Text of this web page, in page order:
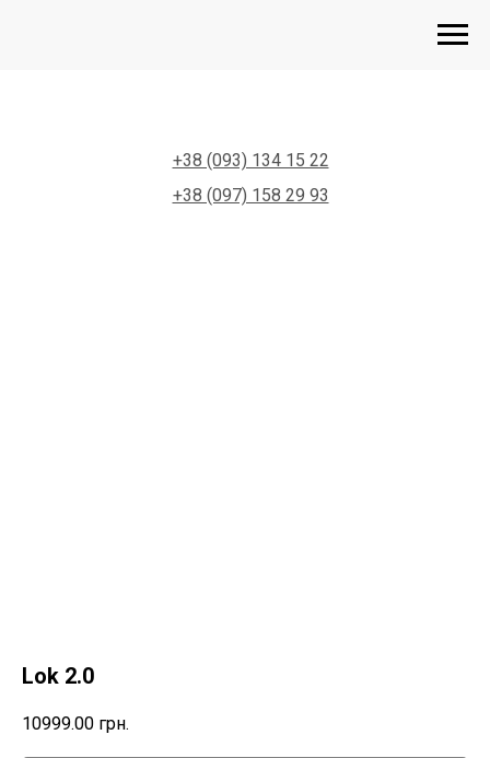
+38 (097) 158 29 93
+38 (093) 134 15 22
Lok 2.0
10999.00 грн.